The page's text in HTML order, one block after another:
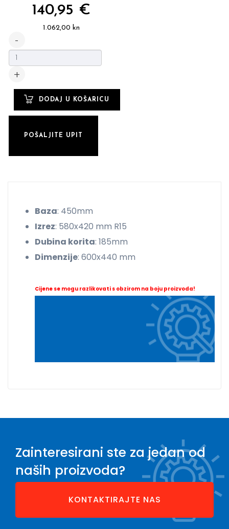
140,95 €
1.062,00 kn
POŠALJITE UPIT
Baza: 450mm
Izrez: 580x420 mm R15
Dubina korita: 185mm
Dimenzije: 600x440 mm
Cijene se mogu razlikovati s obzirom na boju proizvoda!
Zainteresirani ste za jedan od
naših proizvoda?
KONTAKTIRAJTE NAS